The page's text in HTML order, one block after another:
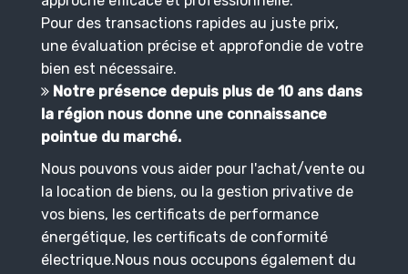
Pour des transactions rapides au juste prix,
une évaluation précise et approfondie de votre
bien est nécessaire.
Notre présence depuis plus de 10 ans dans
la région nous donne une connaissance
pointue du marché.
Nous pouvons vous aider pour l'achat/vente ou
la location de biens, ou la gestion privative de
vos biens, les certificats de performance
énergétique, les certificats de conformité
électrique.Nous nous occupons également du